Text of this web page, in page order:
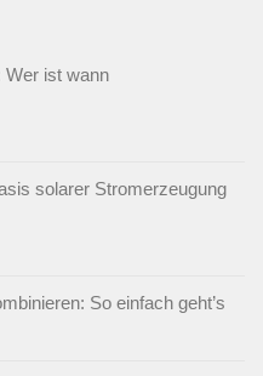
Wer ist wann
solarer Stromerzeugung
So einfach geht’s